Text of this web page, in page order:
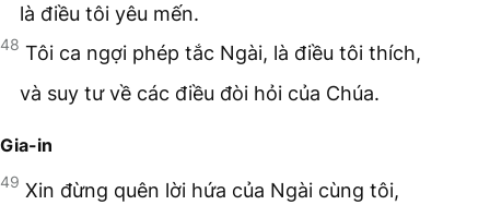
là điều tôi yêu mến.
48 Tôi ca ngợi phép tắc Ngài, là điều tôi thích,
và suy tư về các điều đòi hỏi của Chúa.
Gia-in
49 Xin đừng quên lời hứa của Ngài cùng tôi,